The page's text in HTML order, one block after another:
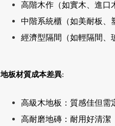
高階木作（如實木、進口
中階系統櫃（如美耐板、
經濟型隔間（如輕隔間、
地板材質成本差異:
高級木地板：質感佳但需
高耐磨地磚：耐用好清潔